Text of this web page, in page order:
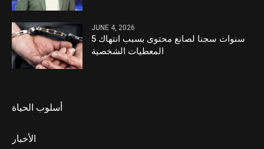
JUNE 4, 2026
5 سنوات سجنا لصانع محتوى بسبب انتهاك
المعطيات الشخصية
أسلوب الحياة
الأخبار